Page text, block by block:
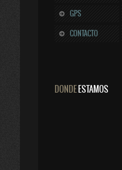
GPS
CONTACTO
DONDE ESTAMOS